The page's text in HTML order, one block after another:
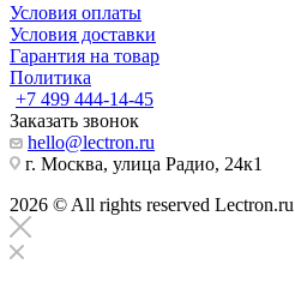
Условия оплаты
Условия доставки
Гарантия на товар
Политика
+7 499 444-14-45
Заказать звонок
hello@lectron.ru
г. Москва, улица Радио, 24к1
2026 © All rights reserved Lectron.ru